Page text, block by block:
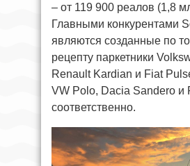
– от 119 900 реалов (1,8
Главными конкурентами
являются созданные по
рецепту паркетники
Renault Kardian и Fiat
VW Polo, Dacia Sandero и
соответственно.